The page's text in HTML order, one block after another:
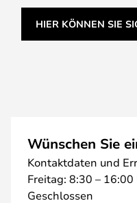
HIER KÖNNEN SIE
Wünschen Sie
Kontaktdaten und
Freitag: 8:30 –
Geschlossen